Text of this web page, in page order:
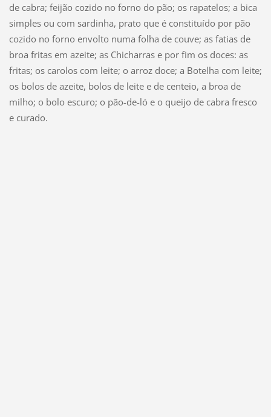
de cabra; feijão cozido no forno do pão; os rapatelos; a bica
simples ou com sardinha, prato que é constituído por pão
cozido no forno envolto numa folha de couve; as fatias de
broa fritas em azeite; as Chicharras e por fim os doces: as
fritas; os carolos com leite; o arroz doce; a Botelha com leite;
os bolos de azeite, bolos de leite e de centeio, a broa de
milho; o bolo escuro; o pão-de-ló e o queijo de cabra fresco
e curado.